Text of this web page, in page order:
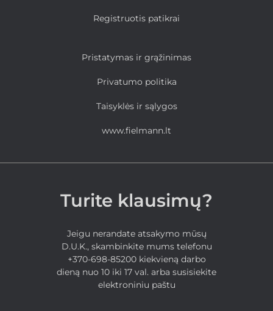
Registruotis patikrai
Pristatymas ir grąžinimas
Privatumo politika
Taisyklės ir sąlygos
www.fielmann.lt
Turite klausimų?
Jeigu nerandate atsakymo mūsų
D.U.K., skambinkite mums telefonu
+370-698-85200 kiekvieną darbo
dieną nuo 10 iki 17 val. arba susisiekite
elektroniniu paštu